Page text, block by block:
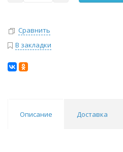
Сравнить
В закладки
Описание Доставка